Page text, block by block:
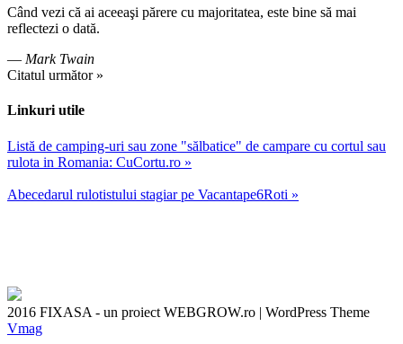
Când vezi că ai aceeaşi părere cu majoritatea, este bine să mai
reflectezi o dată.
— Mark Twain
Citatul următor »
Linkuri utile
Listă de camping-uri sau zone "sălbatice" de campare cu cortul sau
rulota in Romania: CuCortu.ro »
Abecedarul rulotistului stagiar pe Vacantape6Roti »
2016 FIXASA - un proiect WEBGROW.ro | WordPress Theme
Vmag